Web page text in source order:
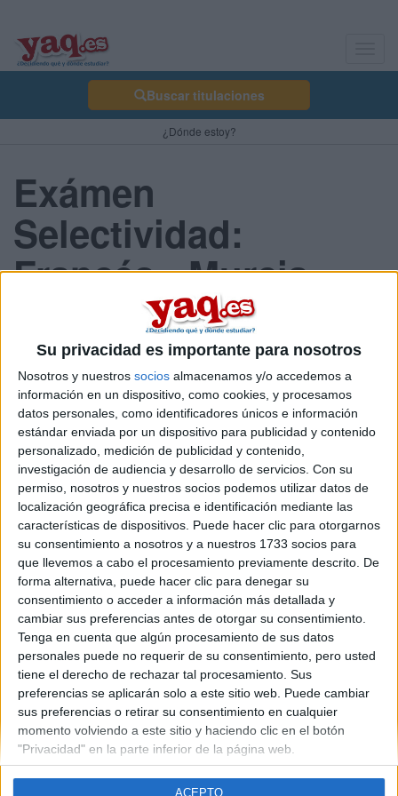
Su privacidad es importante para nosotros
Nosotros y nuestros socios almacenamos y/o accedemos a
información en un dispositivo, como cookies, y procesamos
datos personales, como identificadores únicos e información
estándar enviada por un dispositivo para publicidad y contenido
personalizado, medición de publicidad y contenido,
investigación de audiencia y desarrollo de servicios. Con su
permiso, nosotros y nuestros socios podemos utilizar datos de
localización geográfica precisa e identificación mediante las
características de dispositivos. Puede hacer clic para otorgarnos
su consentimiento a nosotros y a nuestros 1733 socios para
que llevemos a cabo el procesamiento previamente descrito. De
forma alternativa, puede hacer clic para denegar su
consentimiento o acceder a información más detallada y
cambiar sus preferencias antes de otorgar su consentimiento.
Tenga en cuenta que algún procesamiento de sus datos
personales puede no requerir de su consentimiento, pero usted
tiene el derecho de rechazar tal procesamiento. Sus
preferencias se aplicarán solo a este sitio web. Puede cambiar
sus preferencias o retirar su consentimiento en cualquier
momento volviendo a este sitio y haciendo clic en el botón
"Privacidad" en la parte inferior de la página web.
ACEPTO
Buscar titulaciones
¿Dónde estoy?
Exámen
Selectividad:
Francés - Murcia
2013 Junio
Comunidad:
Murcia
Año del examen:
2013
Mes de examen:
Junio
Asignatura:
Francés
Fichero Examen:
examen-selectividad-frances-murcia-2013-junio.pdf
Quiénes somos| Contactar| Anúnciate
Aviso legal|Politica de privacidad|Condiciones generales
de cookies
© 2003-2026Compás Mediterráneo S.L.- Diego de León 47 - 28006
Madrid [ESPAÑA] - Tel. +34 91 593 2767